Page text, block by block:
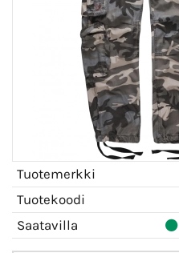
Tuotemerkki
Tuotekoodi
Saatavilla